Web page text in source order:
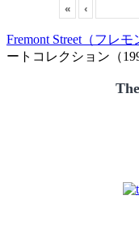
« ‹
Fremont Street（フレ
ートコレクション（